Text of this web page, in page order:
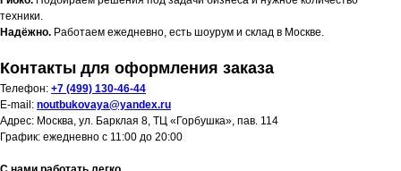
техники.
Надёжно. Работаем ежедневно, есть шоурум и склад в Москве.
Контакты для оформления заказа
Телефон: +7 (499) 130-46-44
E-mail: noutbukovaya@yandex.ru
Адрес: Москва, ул. Барклая 8, ТЦ «Горбушка», пав. 114
График: ежедневно с 11:00 до 20:00